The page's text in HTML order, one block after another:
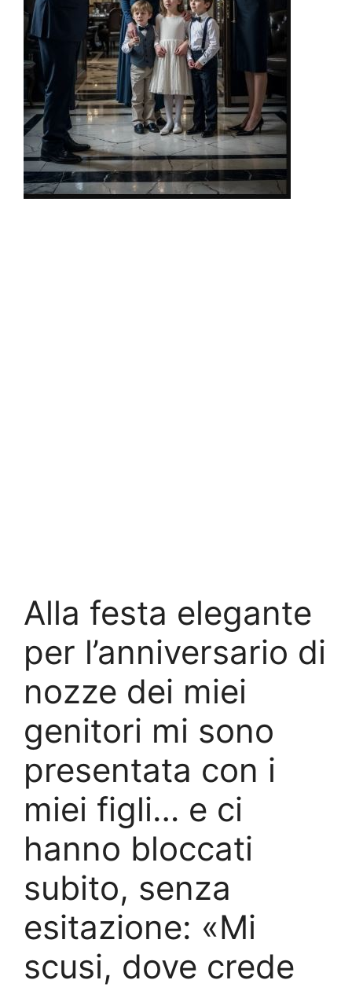
Alla festa elegante
per l’anniversario di
nozze dei miei
genitori mi sono
presentata con i
miei figli… e ci
hanno bloccati
subito, senza
esitazione: «Mi
scusi, dove crede